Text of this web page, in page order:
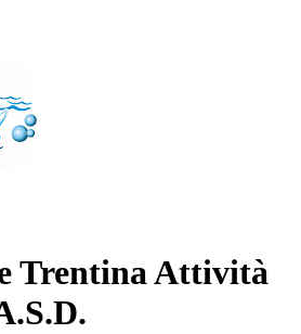
Trentina Attività